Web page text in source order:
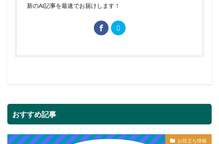
新のAI記事を最速でお届けします！
おすすめ記事
お役立ち情報